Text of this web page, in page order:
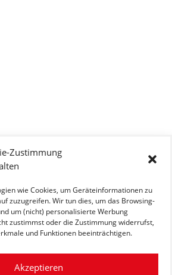
Zustimmung
wie Cookies, um Geräteinformationen zu
zuzugreifen. Wir tun dies, um das Browsing-
um (nicht) personalisierte Werbung
zustimmst oder die Zustimmung widerrufst,
und Funktionen beeinträchtigen.
Akzeptieren